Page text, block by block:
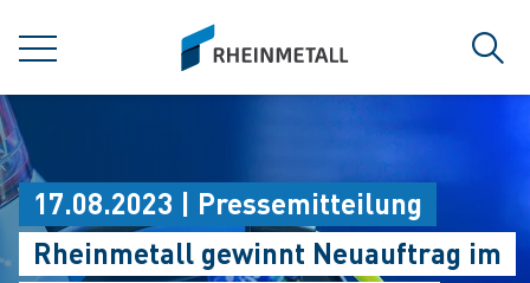
MENÜ
siteLogo
17.08.2023 | Pressemitteilung
Rheinmetall gewinnt Neuauftrag im